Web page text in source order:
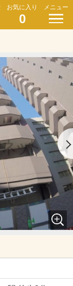
お気に入り
0
メニュー